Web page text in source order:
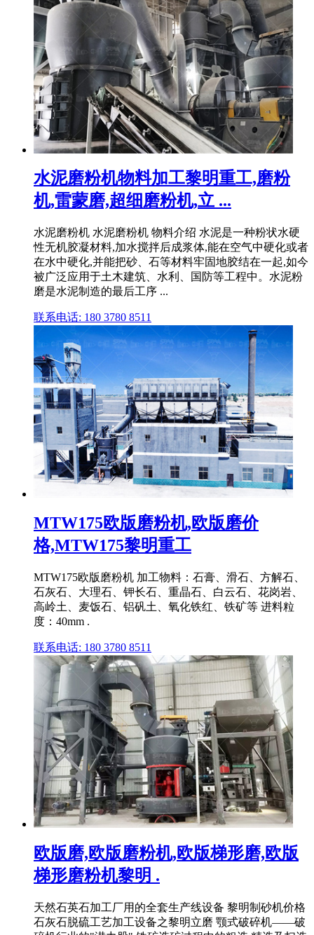
水泥磨粉机物料加工黎明重工,磨粉
机,雷蒙磨,超细磨粉机,立 ...
水泥磨粉机 水泥磨粉机 物料介绍 水泥是一种粉状水硬
性无机胶凝材料,加水搅拌后成浆体,能在空气中硬化或者
在水中硬化,并能把砂、石等材料牢固地胶结在一起,如今
被广泛应用于土木建筑、水利、国防等工程中。水泥粉
磨是水泥制造的最后工序 ...
联系电话: 180 3780 8511
MTW175欧版磨粉机,欧版磨价
格,MTW175黎明重工
MTW175欧版磨粉机 加工物料：石膏、滑石、方解石、
石灰石、大理石、钾长石、重晶石、白云石、花岗岩、
高岭土、麦饭石、铝矾土、氧化铁红、铁矿等 进料粒
度：40mm .
联系电话: 180 3780 8511
欧版磨,欧版磨粉机,欧版梯形磨,欧版
梯形磨粉机黎明 .
天然石英石加工厂用的全套生产线设备 黎明制砂机价格
石灰石脱硫工艺加工设备之黎明立磨 颚式破碎机——破